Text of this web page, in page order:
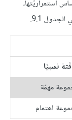
استمراريّتها،
9.1.
نسبيًّا
مهمّة
اهتمام